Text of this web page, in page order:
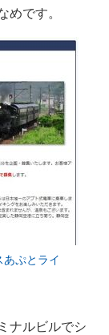
めです。
あぷとライ
ナルビルでシ